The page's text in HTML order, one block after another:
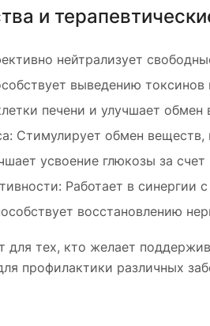
и
нейтрализует
выведению
печени и улучшает
Стимулирует обмен
усвоение глюкозы за
Работает в
восстановлению
для тех, кто желает
профилактики различных